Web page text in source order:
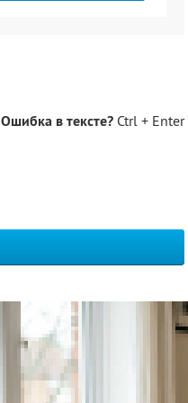
Ошибка в тексте? Ctrl + Enter